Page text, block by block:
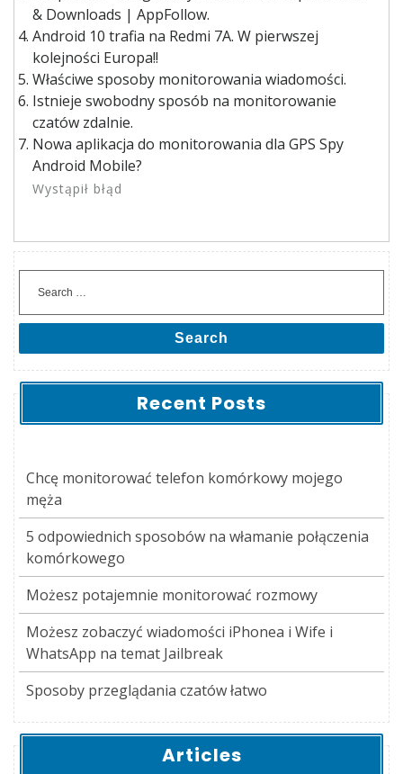
& Downloads | AppFollow.
Android 10 trafia na Redmi 7A. W pierwszej
kolejności Europa!!
Właściwe sposoby monitorowania wiadomości.
Istnieje swobodny sposób na monitorowanie
czatów zdalnie.
Nowa aplikacja do monitorowania dla GPS Spy
Android Mobile?
Wystąpił błąd
Search
Recent Posts
Chcę monitorować telefon komórkowy mojego
męża
5 odpowiednich sposobów na włamanie połączenia
komórkowego
Możesz potajemnie monitorować rozmowy
Możesz zobaczyć wiadomości iPhonea i Wife i
WhatsApp na temat Jailbreak
Sposoby przeglądania czatów łatwo
Articles